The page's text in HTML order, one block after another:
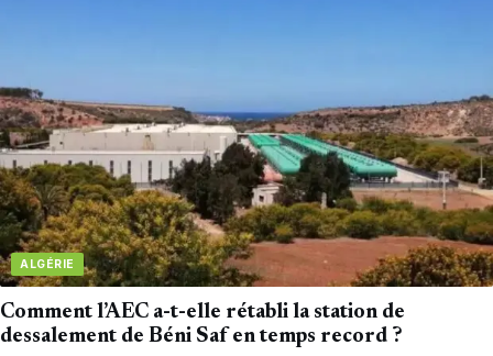
ALGÉRIE
Comment l’AEC a-t-elle rétabli la station de
dessalement de Béni Saf en temps record ?